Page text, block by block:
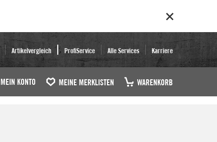
Artikelvergleich ProfiService Alle Services Karriere
MEIN KONTO MEINE MERKLISTEN WARENKORB